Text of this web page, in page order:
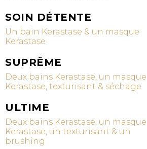
SOIN DÉTENTE
Un bain Kerastase & un masque
Kerastase
SUPRÊME
Deux bains Kerastase, un masque
Kerastase, texturisant & séchage
ULTIME
Deux bains Kerastase, un masque
Kerastase, un texturisant & un
brushing